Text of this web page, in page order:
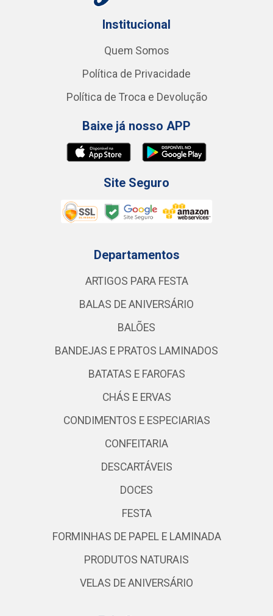
Institucional
Quem Somos
Política de Privacidade
Política de Troca e Devolução
Baixe já nosso APP
Site Seguro
Departamentos
ARTIGOS PARA FESTA
BALAS DE ANIVERSÁRIO
BALÕES
BANDEJAS E PRATOS LAMINADOS
BATATAS E FAROFAS
CHÁS E ERVAS
CONDIMENTOS E ESPECIARIAS
CONFEITARIA
DESCARTÁVEIS
DOCES
FESTA
FORMINHAS DE PAPEL E LAMINADA
PRODUTOS NATURAIS
VELAS DE ANIVERSÁRIO